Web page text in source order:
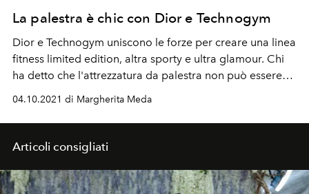
La palestra è chic con Dior e Technogym
Dior e Technogym uniscono le forze per creare una linea
fitness limited edition, altra sporty e ultra glamour. Chi
ha detto che l'attrezzatura da palestra non può essere
04.10.2021 di Margherita Meda
Articoli consigliati